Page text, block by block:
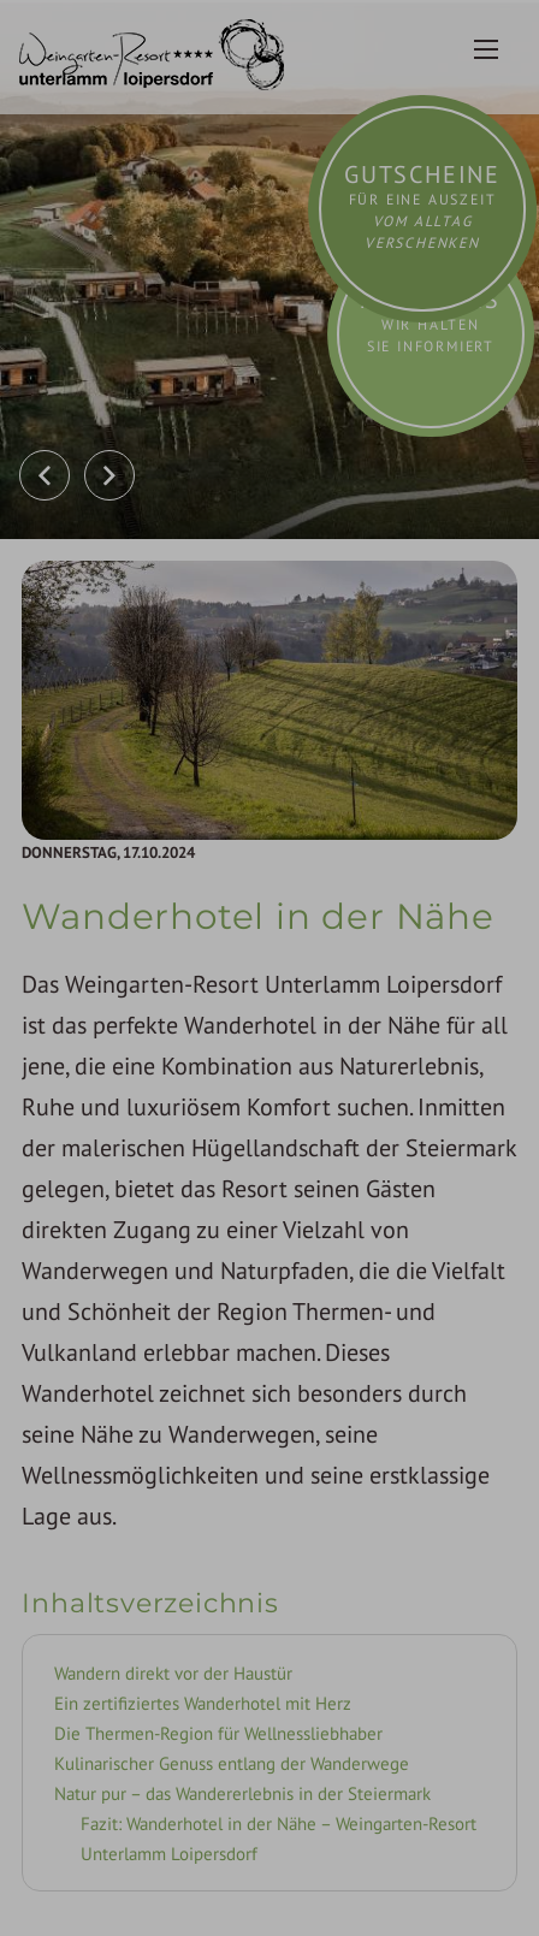
Inhalt
springen
GUTSCHEINE
FÜR EINE AUSZEIT
VOM ALLTAG
VERSCHENKEN
AKTUELLES
WIR HALTEN
SIE INFORMIERT
DONNERSTAG,17.10.2024
Wanderhotel in der Nähe
Das Weingarten-Resort Unterlamm Loipersdorf
ist das perfekte Wanderhotel in der Nähe für all
jene, die eine Kombination aus Naturerlebnis,
Ruhe und luxuriösem Komfort suchen. Inmitten
der malerischen Hügellandschaft der Steiermark
gelegen, bietet das Resort seinen Gästen
direkten Zugang zu einer Vielzahl von
Wanderwegen und Naturpfaden, die die Vielfalt
und Schönheit der Region Thermen- und
Vulkanland erlebbar machen. Dieses
Wanderhotel zeichnet sich besonders durch
seine Nähe zu Wanderwegen, seine
Wellnessmöglichkeiten und seine erstklassige
Lage aus.
Inhaltsverzeichnis
Wandern direkt vor der Haustür
Ein zertifiziertes Wanderhotel mit Herz
Die Thermen-Region für Wellnessliebhaber
Kulinarischer Genuss entlang der Wanderwege
Natur pur – das Wandererlebnis in der Steiermark
Fazit: Wanderhotel in der Nähe – Weingarten-Resort
Unterlamm Loipersdorf